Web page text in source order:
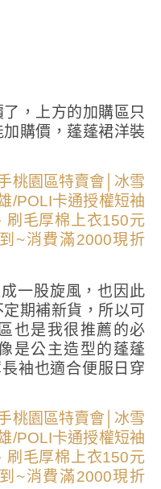
，上方的加購區只
購價，蓬蓬裙洋裝
一股旋風，也因此
期補新貨，所以可
也是我很推薦的必
是公主造型的蓬蓬
袖也適合便服日穿